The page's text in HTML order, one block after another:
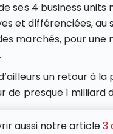
ses 4 business units
et différenciées, au
marchés, pour une
un retour à
de presque 1 milliard
aussi notre article3